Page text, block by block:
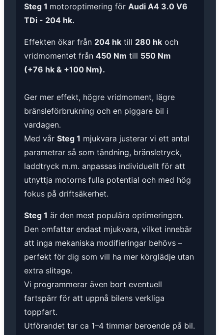
Steg 1 motoroptimering för Audi A4 3.0 V6
TDi - 204 hk.
Effekten ökar från 204 hk till 280 hk och
vridmomentet från 450 Nm till 550 Nm
(+76 hk & +100 Nm).
Ger mer effekt, högre vridmoment, lägre
bränsleförbrukning och en piggare bil i
vardagen.
Med vår Steg 1 mjukvara justerar vi ett antal
parametrar så som tändning, bränsletryck,
laddtryck m.m. anpassas individuellt för att
utnyttja motorns fulla potential och med hög
fokus på driftsäkerhet.
Steg 1 är den mest populära optimeringen.
Den omfattar endast mjukvara, vilket innebär
att inga mekaniska modifieringar behövs –
perfekt för dig som vill ha mer körglädje utan
extra slitage.
Vi programmerar även bort eventuell
fartspärr för att uppnå bilens verkliga
toppfart.
Utförandet tar ca 1–4 timmar beroende på bil.